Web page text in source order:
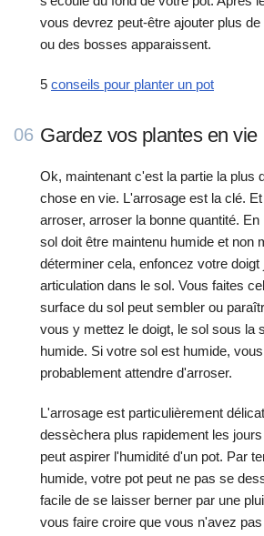
vous devrez peut-être ajouter plus
ou des bosses apparaissent.
5 conseils pour planter un pot
06 Gardez vos plantes en vie
Ok, maintenant c'est la partie la plus
chose en vie. L'arrosage est la clé.
arroser, arroser la bonne quantité.
sol doit être maintenu humide et non
déterminer cela, enfoncez votre
articulation dans le sol. Vous faites
surface du sol peut sembler ou
vous y mettez le doigt, le sol sous la
humide. Si votre sol est humide,
probablement attendre d'arroser.
L'arrosage est particulièrement
dessèchera plus rapidement les
peut aspirer l'humidité d'un pot. Par
humide, votre pot peut ne pas se
facile de se laisser berner par une
vous faire croire que vous n'avez